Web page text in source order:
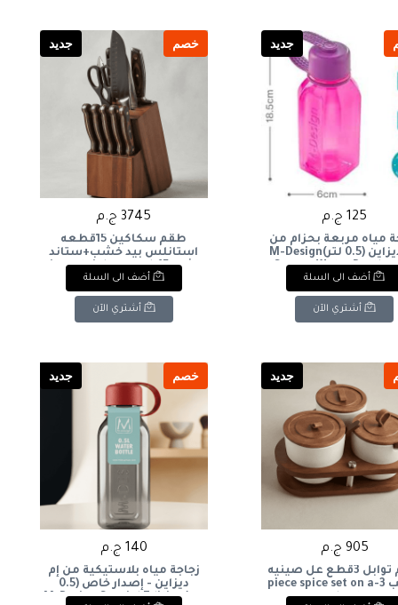
جديد
125 ج.م
مياه مربعة بحزام من
إم-ديزاين (0.5 لتر)M-Design
Square Water Bottle
Strap (0.5L
أضف الى السلة
أشتري الآن
خصم جديد
3745 ج.م
طقم سكاكين 15قطعه
استانلس بيد خشب+ستاند
خشب 15-piece stainless steel
knife set with wooden
handles + wooden stand
أضف الى السلة
أشتري الآن
جديد
905 ج.م
طقم توابل 3قطع عل صينيه
خشب 3-piece spice set on a
wooden tray
خصم جديد
140 ج.م
زجاجة مياه بلاستيكية من إم
ديزاين - إصدار خاص (0.5
لتر)M-Design Special Edition